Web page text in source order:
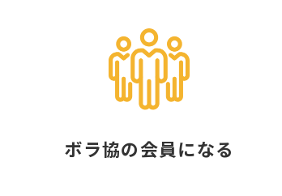
ボラ協の会員になる